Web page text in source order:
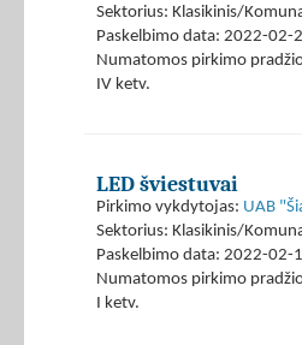
Sektorius: Klasikinis/
Paskelbimo data: 2022-02-
Numatomos pirkimo
IV ketv.
LED šviestuvai
Pirkimo vykdytojas: UAB
Sektorius: Klasikinis/
Paskelbimo data: 2022-02-
Numatomos pirkimo
I ketv.